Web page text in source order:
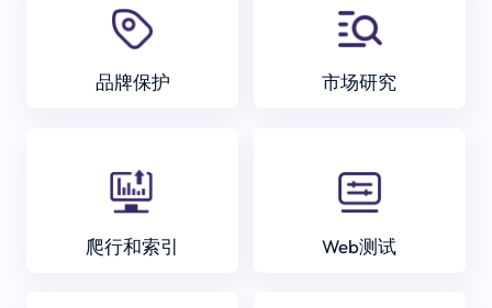
品牌保护 市场研究
爬行和索引 Web测试